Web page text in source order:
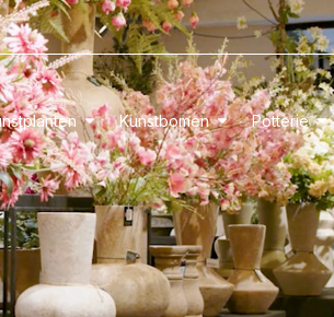
Kunstbomen Potterie